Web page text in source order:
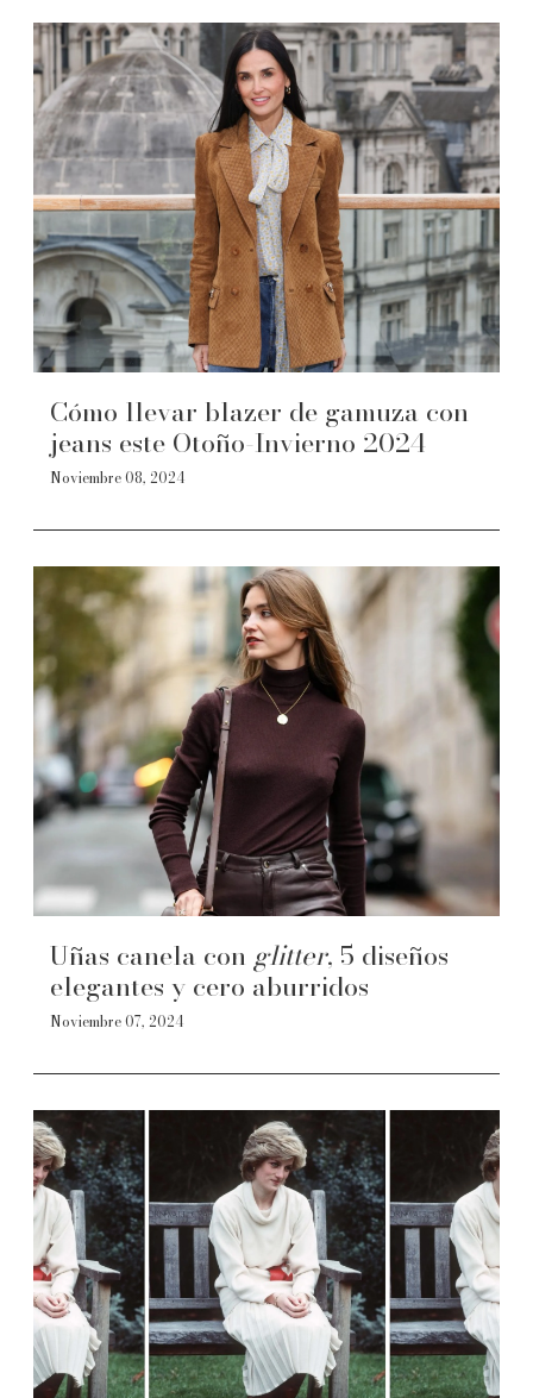
Cómo llevar blazer de gamuza con
jeans este Otoño-Invierno 2024
Noviembre 08, 2024
Uñas canela con glitter, 5 diseños
elegantes y cero aburridos
Noviembre 07, 2024